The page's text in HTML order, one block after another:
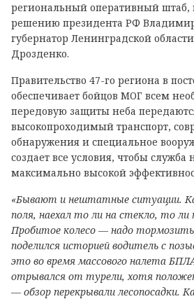
региональный оперативный штаб,
решению президента РФ
губернатор Ленинградской
Дрозденко.
Правительство 47-го региона в
обеспечивает бойцов МОГ всем
передовую защиты неба
высокопроходимый транспорт,
обнаружения и специальное
создает все условия, чтобы служба
максимально высокой
«Бывают и нештатные ситуации.
поля, наехал то ли на стекло, то ли
Пробитое колесо — надо
поделился историей водитель с
это во время массового налета
отрывался от турели, хотя
— обзор перекрывали лесопосадки.